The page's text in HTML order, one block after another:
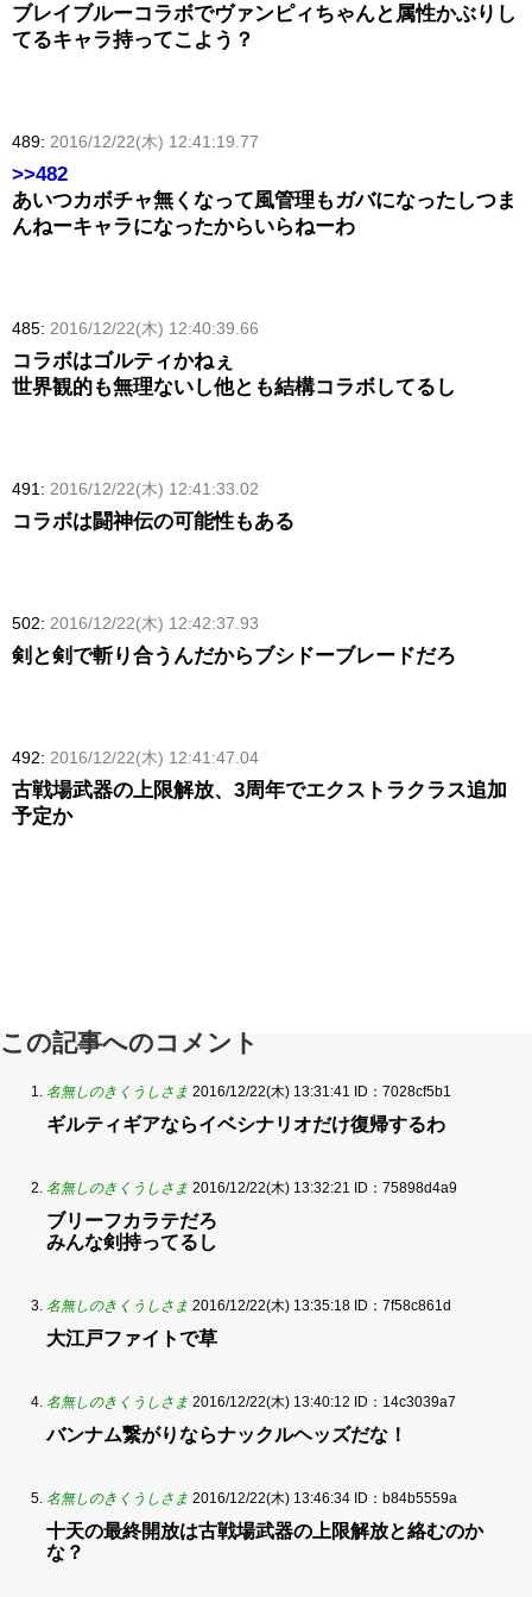
ブレイブルーコラボでヴァンピィちゃんと属性かぶりし
てるキャラ持ってこよう？
489: 2016/12/22(木) 12:41:19.77
>>482
あいつカボチャ無くなって風管理もガバになったしつま
んねーキャラになったからいらねーわ
485: 2016/12/22(木) 12:40:39.66
コラボはゴルティかねぇ
世界観的も無理ないし他とも結構コラボしてるし
491: 2016/12/22(木) 12:41:33.02
コラボは闘神伝の可能性もある
502: 2016/12/22(木) 12:42:37.93
剣と剣で斬り合うんだからブシドーブレードだろ
492: 2016/12/22(木) 12:41:47.04
古戦場武器の上限解放、3周年でエクストラクラス追加
予定か
この記事へのコメント
名無しのきくうしさま 2016/12/22(木) 13:31:41 ID：7028cf5b1
ギルティギアならイベシナリオだけ復帰するわ
名無しのきくうしさま 2016/12/22(木) 13:32:21 ID：75898d4a9
ブリーフカラテだろ
みんな剣持ってるし
名無しのきくうしさま 2016/12/22(木) 13:35:18 ID：7f58c861d
大江戸ファイトで草
名無しのきくうしさま 2016/12/22(木) 13:40:12 ID：14c3039a7
バンナム繋がりならナックルヘッズだな！
名無しのきくうしさま 2016/12/22(木) 13:46:34 ID：b84b5559a
十天の最終開放は古戦場武器の上限解放と絡むのか
な？